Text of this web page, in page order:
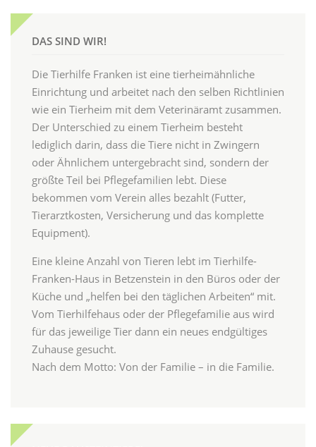
DAS SIND WIR!
Die Tierhilfe Franken ist eine tierheimähnliche
Einrichtung und arbeitet nach den selben Richtlinien
wie ein Tierheim mit dem Veterinäramt zusammen.
Der Unterschied zu einem Tierheim besteht
lediglich darin, dass die Tiere nicht in Zwingern
oder Ähnlichem untergebracht sind, sondern der
größte Teil bei Pflegefamilien lebt. Diese
bekommen vom Verein alles bezahlt (Futter,
Tierarztkosten, Versicherung und das komplette
Equipment).
Eine kleine Anzahl von Tieren lebt im Tierhilfe-
Franken-Haus in Betzenstein in den Büros oder der
Küche und „helfen bei den täglichen Arbeiten“ mit.
Vom Tierhilfehaus oder der Pflegefamilie aus wird
für das jeweilige Tier dann ein neues endgültiges
Zuhause gesucht.
Nach dem Motto: Von der Familie – in die Familie.